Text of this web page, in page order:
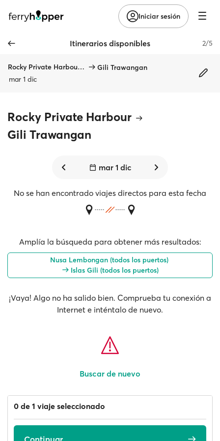
Iniciar sesión
Itinerarios disponibles 2/5
Rocky Private Harbour, Nusa Lembongan
Gili Trawangan
mar 1 dic
Rocky Private Harbour
Gili Trawangan
mar 1 dic
No se han encontrado viajes directos para esta fecha
Amplía la búsqueda para obtener más resultados:
Nusa Lembongan (todos los puertos)
Islas Gili (todos los puertos)
¡Vaya! Algo no ha salido bien. Comprueba tu conexión a
Internet e inténtalo de nuevo.
Buscar de nuevo
0 de 1 viaje seleccionado